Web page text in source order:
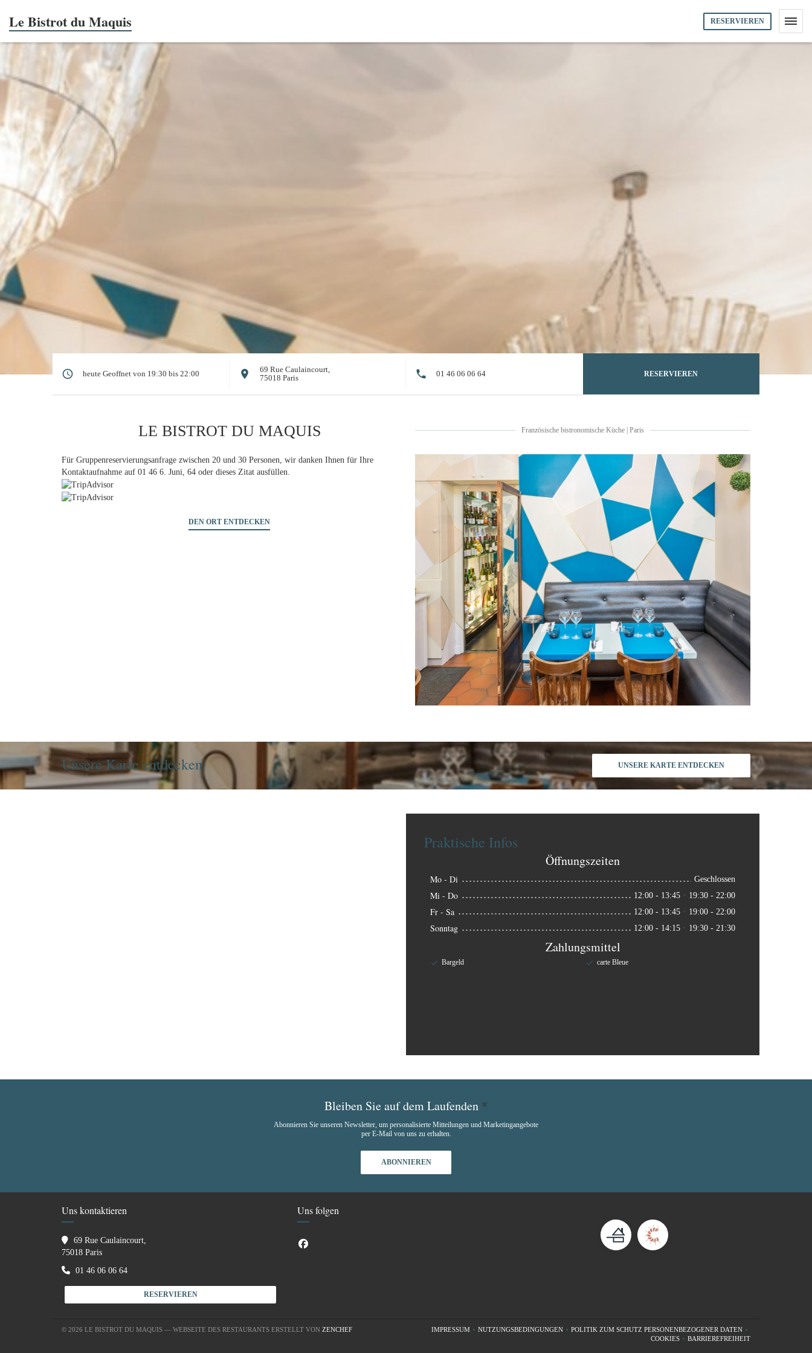
Le Bistrot du Maquis RESERVIEREN
heute Geoffnet von 19:30 bis 22:00
69 Rue Caulaincourt,
75018 Paris((öffnet ein neues Fenster)) 01 46 06 06 64 RESERVIEREN
LE BISTROT DU MAQUIS Französische bistronomische Küche Paris
Für Gruppenreservierungsanfrage zwischen 20 und 30 Personen, wir danken Ihnen für Ihre
Kontaktaufnahme auf 01 46 6. Juni, 64 oder dieses Zitat ausfüllen.
DEN ORT ENTDECKEN
Unsere Karte entdecken UNSERE KARTE ENTDECKEN
Praktische Infos
Öffnungszeiten
Mo - Di Geschlossen
Mi - Do 12:00 - 13:45 • 19:30 - 22:00
Fr - Sa 12:00 - 13:45 • 19:00 - 22:00
Sonntag 12:00 - 14:15 • 19:30 - 21:30
Zahlungsmittel
Bargeld carte Bleue
Bleiben Sie auf dem Laufenden *
Abonnieren Sie unseren Newsletter, um personalisierte Mitteilungen und Marketingangebote
per E-Mail von uns zu erhalten.
ABONNIEREN
Uns kontaktieren
69 Rue Caulaincourt,
75018 Paris((öffnet ein neues Fenster))
01 46 06 06 64
RESERVIEREN
Uns folgen
Facebook ((öffnet ein neues Fenster))
© 2026 LE BISTROT DU MAQUIS — WEBSEITE DES RESTAURANTS ERSTELLT VON ZENCHEF((ÖFFNET EIN NEUES FENSTER))
IMPRESSUM((ÖFFNET EIN NEUES FENSTER))
NUTZUNGSBEDINGUNGEN((ÖFFNET EIN NEUES FENSTER))
POLITIK ZUM SCHUTZ PERSONENBEZOGENER DATEN
((ÖFFNET EIN NEUES FENSTER))
COOKIES((ÖFFNET EIN NEUES FENSTER))
BARRIEREFREIHEIT((ÖFFNET EIN NEUES